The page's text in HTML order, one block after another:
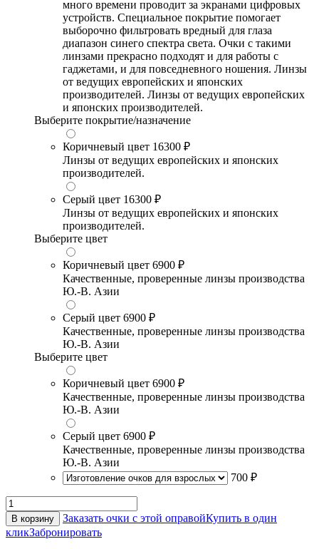
много времени проводит за экранами цифровых
устройств. Специальное покрытие помогает
выборочно фильтровать вредный для глаза
диапазон синего спектра света. Очки с такими
линзами прекрасно подходят и для работы с
гаджетами, и для повседневного ношения. Линзы
от ведущих европейских и японских
производителей. Линзы от ведущих европейских
и японских производителей.
Выберите покрытие/назначение
Коричневый цвет 16300 ₽
Линзы от ведущих европейских и японских
производителей.
Серый цвет 16300 ₽
Линзы от ведущих европейских и японских
производителей.
Выберите цвет
Коричневый цвет 6900 ₽
Качественные, проверенные линзы производства
Ю.-В. Азии
Серый цвет 6900 ₽
Качественные, проверенные линзы производства
Ю.-В. Азии
Выберите цвет
Коричневый цвет 6900 ₽
Качественные, проверенные линзы производства
Ю.-В. Азии
Серый цвет 6900 ₽
Качественные, проверенные линзы производства
Ю.-В. Азии
700 ₽
В корзину Заказать очки с этой оправойКупить в один
кликЗабронировать